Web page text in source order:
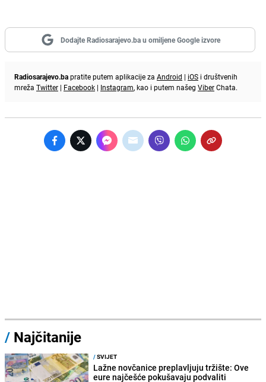
Dodajte Radiosarajevo.ba u omiljene Google izvore
Radiosarajevo.bapratite putem aplikacije za Android | iOS i društvenih
mreža Twitter | Facebook | Instagram, kao i putem našeg ViberChata.
/ Najčitanije
/SVIJET
Lažne novčanice preplavljuju tržište: Ove
eure najčešće pokušavaju podvaliti